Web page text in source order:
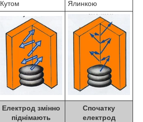
Кутом Ялинкою
Електрод змінно
піднімають
Спочатку
електрод